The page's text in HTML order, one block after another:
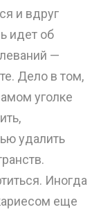
и вдруг
идет об
—
Дело в том,
уголке
удалить
Иногда
еще